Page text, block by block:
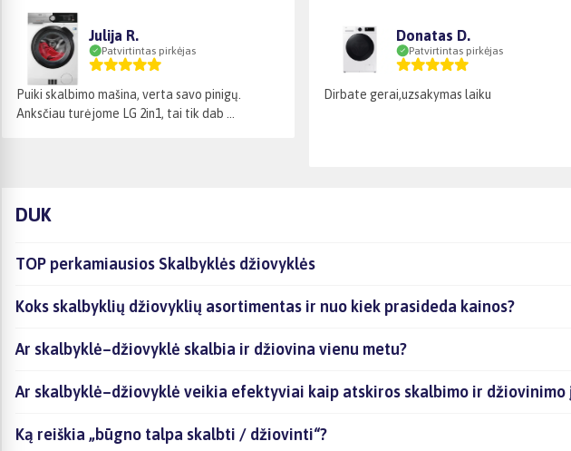
Julija R.
Patvirtintas pirkėjas
Puiki skalbimo mašina, verta savo pinigų.
Anksčiau turėjome LG 2in1, tai tik dab ...
Donatas D.
Patvirtintas pirkėjas
Dirbate gerai,uzsakymas laiku
DUK
TOP perkamiausios Skalbyklės džiovyklės
Koks skalbyklių džiovyklių asortimentas ir nuo kiek prasideda kainos?
Ar skalbyklė–džiovyklė skalbia ir džiovina vienu metu?
Ar skalbyklė–džiovyklė veikia efektyviai kaip atskiros skalbimo ir
Ką reiškia „būgno talpa skalbti / džiovinti“?